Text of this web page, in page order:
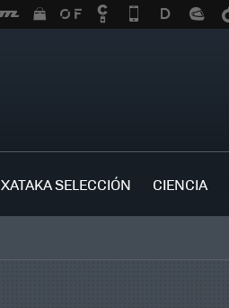
XATAKA SELECCIÓN CIENCIA